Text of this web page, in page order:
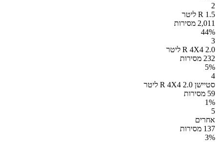
2
R 1.5 ליטר
2,011 מסירות
44%
3
R 4X4 2.0 ליטר
232 מסירות
5%
4
סטיישן R 4X4 2.0 ליטר
59 מסירות
1%
5
אחרים
137 מסירות
3%